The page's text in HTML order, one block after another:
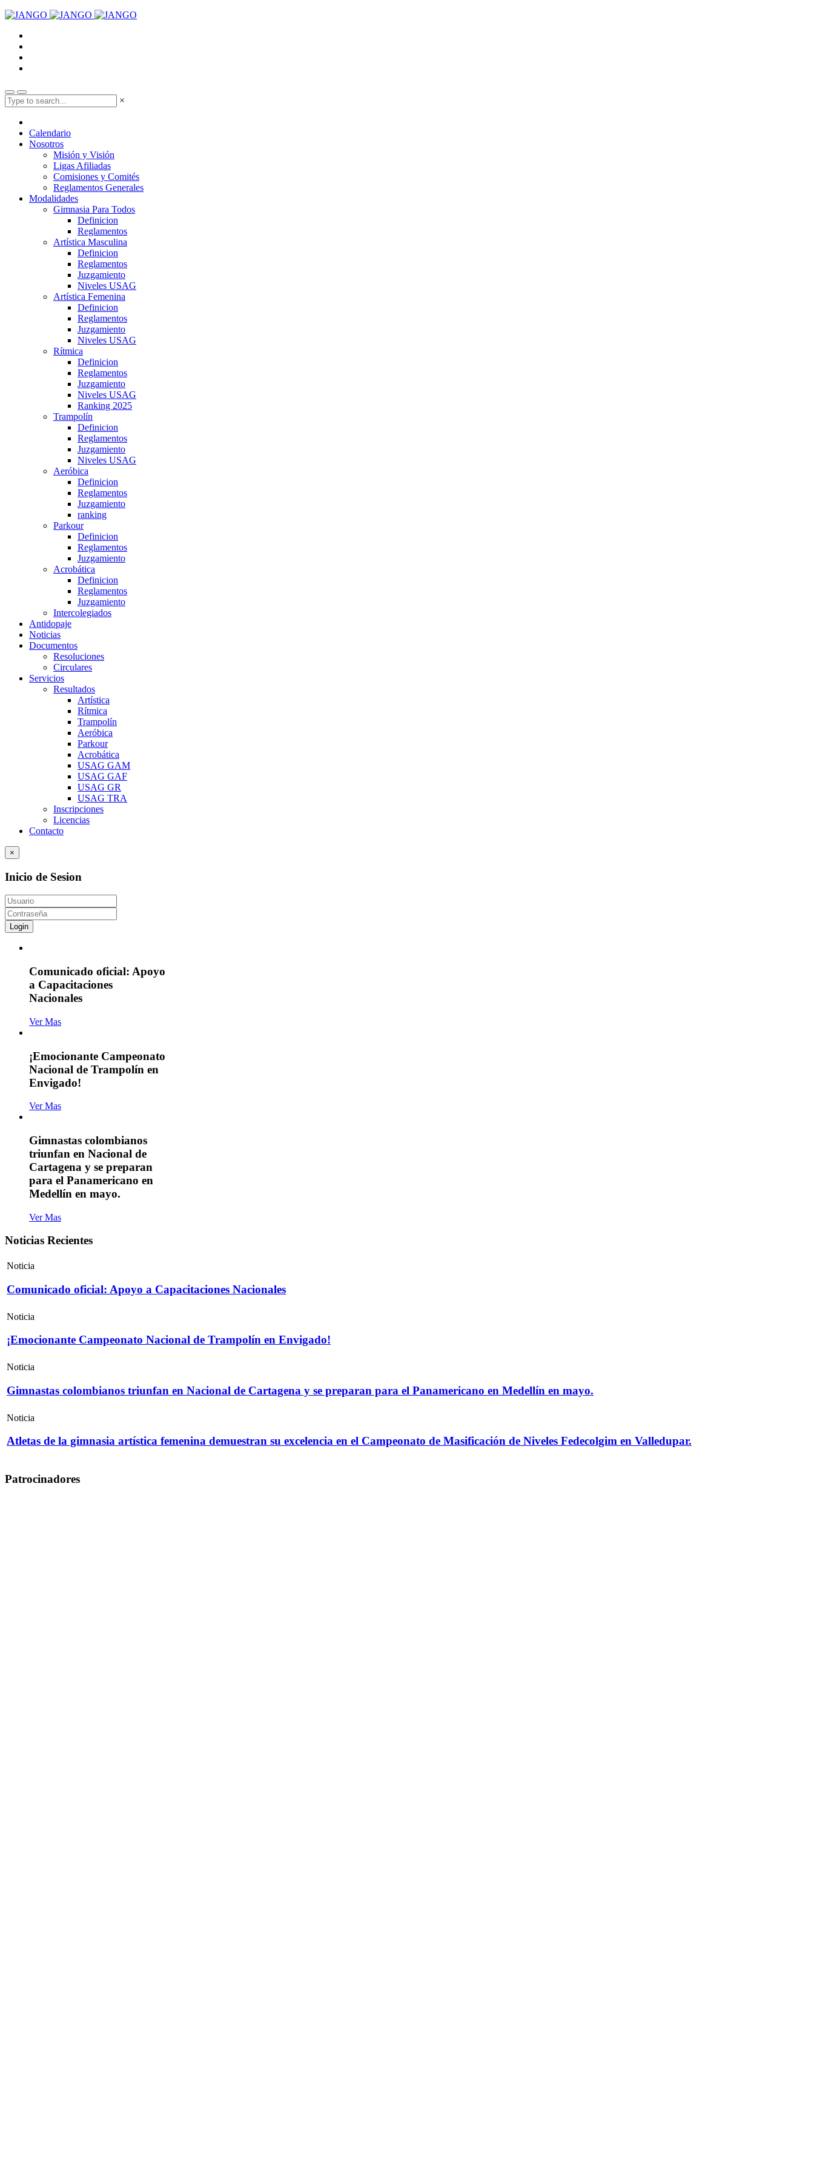
×
Calendario
Nosotros
Misión y Visión
Ligas Afiliadas
Comisiones y Comités
Reglamentos Generales
Modalidades
Gimnasia Para Todos
Definicion
Reglamentos
Artística Masculina
Definicion
Reglamentos
Juzgamiento
Niveles USAG
Artística Femenina
Definicion
Reglamentos
Juzgamiento
Niveles USAG
Rítmica
Definicion
Reglamentos
Juzgamiento
Niveles USAG
Ranking 2025
Trampolín
Definicion
Reglamentos
Juzgamiento
Niveles USAG
Aeróbica
Definicion
Reglamentos
Juzgamiento
ranking
Parkour
Definicion
Reglamentos
Juzgamiento
Acrobática
Definicion
Reglamentos
Juzgamiento
Intercolegiados
Antidopaje
Noticias
Documentos
Resoluciones
Circulares
Servicios
Resultados
Artística
Rítmica
Trampolín
Aeróbica
Parkour
Acrobática
USAG GAM
USAG GAF
USAG GR
USAG TRA
Inscripciones
Licencias
Contacto
×
Inicio de Sesion
Login
Comunicado oficial: Apoyo
a Capacitaciones
Nacionales
Ver Mas
¡Emocionante Campeonato
Nacional de Trampolín en
Envigado!
Ver Mas
Gimnastas colombianos
triunfan en Nacional de
Cartagena y se preparan
para el Panamericano en
Medellín en mayo.
Ver Mas
Noticias Recientes
Noticia
Comunicado oficial: Apoyo a Capacitaciones Nacionales
Noticia
¡Emocionante Campeonato Nacional de Trampolín en Envigado!
Noticia
Gimnastas colombianos triunfan en Nacional de Cartagena y se preparan para el Panamericano en Medellín en mayo.
Noticia
Atletas de la gimnasia artística femenina demuestran su excelencia en el Campeonato de Masificación de Niveles Fedecolgim en Valledupar.
Patrocinadores